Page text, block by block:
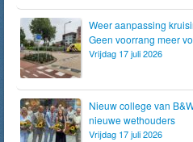
Weer aanpassing
Geen voorrang meer
Vrijdag 17 juli 2026
Nieuw college van
nieuwe wethouders
Vrijdag 17 juli 2026